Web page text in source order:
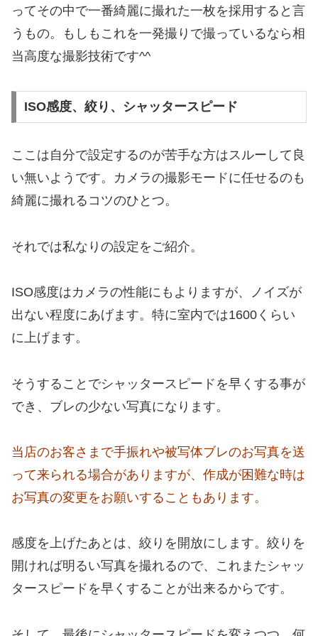
ってその中で一番綺麗に撮れた一枚を採用すると言
うもの。もしもこれを一発撮りで撮っているなら相
当高度な撮影技術です^^
ISO感度、絞り、シャッタースピード
ここは自分で設定するのが苦手な方はスルーして良
い無いようです。カメラの撮影モードに任せるのも
綺麗に撮れるコツのひとつ。
それでは私なりの設定をご紹介。
ISO感度はカメラの性能にもよりますが、ノイズが
出ない程度にあげます。特に室内では1600くらい
に上げます。
そうすることでシャッタースピードを早くする事が
でき、ブレの少ない写真になります。
当店のお客さまで手振れや被写体ブレのお写真を送
って来られる場合がありますが、作成が困難な時は
お写真の変更をお願いすることもあります。
感度を上げたあとは、絞りを開放にします。絞りを
開ければ明るい写真を撮れるので、これまたシャッ
タースピードを早くすることが出来るからです。